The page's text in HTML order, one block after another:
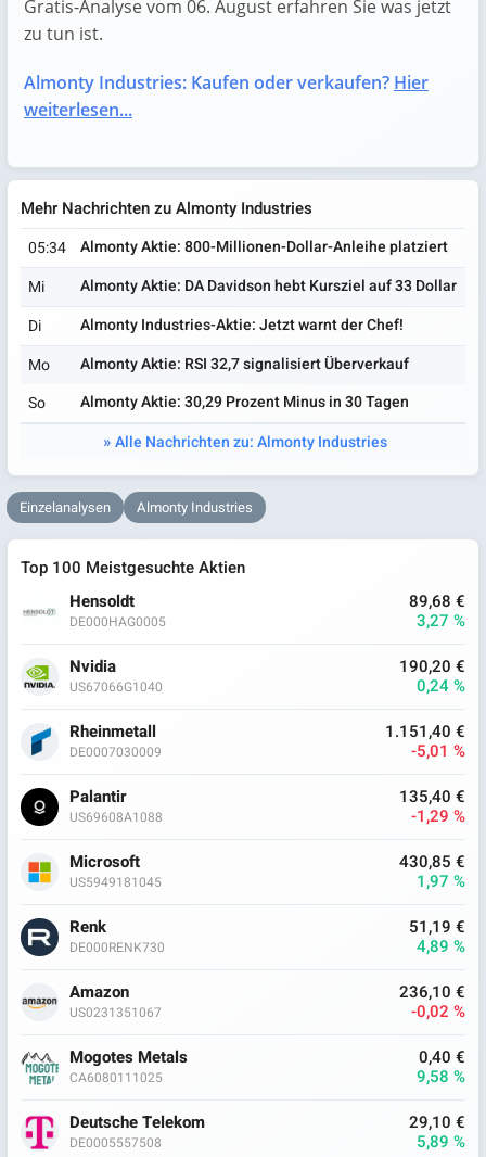
Gratis-Analyse vom 06. August erfahren Sie was jetzt
zu tun ist.
Almonty Industries: Kaufen oder verkaufen? Hier
weiterlesen...
Mehr Nachrichten zu Almonty Industries
05:34
Almonty Aktie: 800-Millionen-Dollar-Anleihe platziert
Mi
Almonty Aktie: DA Davidson hebt Kursziel auf 33 Dollar
Di
Almonty Industries-Aktie: Jetzt warnt der Chef!
Mo
Almonty Aktie: RSI 32,7 signalisiert Überverkauf
So
Almonty Aktie: 30,29 Prozent Minus in 30 Tagen
Alle Nachrichten zu: Almonty Industries
Einzelanalysen Almonty Industries
Top 100 Meistgesuchte Aktien
Hensoldt
DE000HAG0005
89,68 €
3,27 %
Nvidia
US67066G1040
190,20 €
0,24 %
Rheinmetall
DE0007030009
1.151,40 €
-5,01 %
Palantir
US69608A1088
135,40 €
-1,29 %
Microsoft
US5949181045
430,85 €
1,97 %
Renk
DE000RENK730
51,19 €
4,89 %
Amazon
US0231351067
236,10 €
-0,02 %
Mogotes Metals
CA6080111025
0,40 €
9,58 %
Deutsche Telekom
DE0005557508
29,10 €
5,89 %